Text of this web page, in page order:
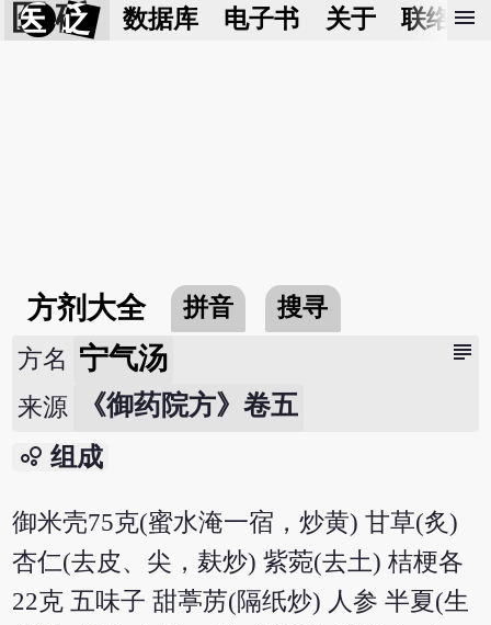
医 砭 数据库 电子书 关于 联络我
menu
方剂大全 拼音 搜寻
subject
方名 宁气汤
来源 《御药院方》卷五
bubble_chart 组成
御米壳75克(蜜水淹一宿，炒黄) 甘草(炙)
杏仁(去皮、尖，麸炒) 紫菀(去土) 桔梗各
22克 五味子 甜葶苈(隔纸炒) 人参 半夏(生